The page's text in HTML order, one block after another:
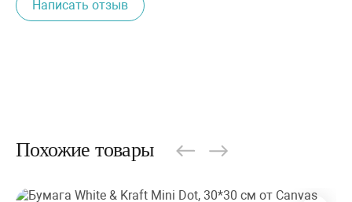
Написать отзыв
Похожие товары